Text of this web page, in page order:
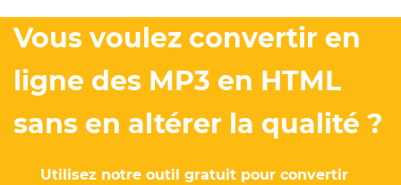
Vous voulez convertir en
ligne des MP3 en HTML
sans en altérer la qualité ?
Utilisez notre outil gratuit pour convertir